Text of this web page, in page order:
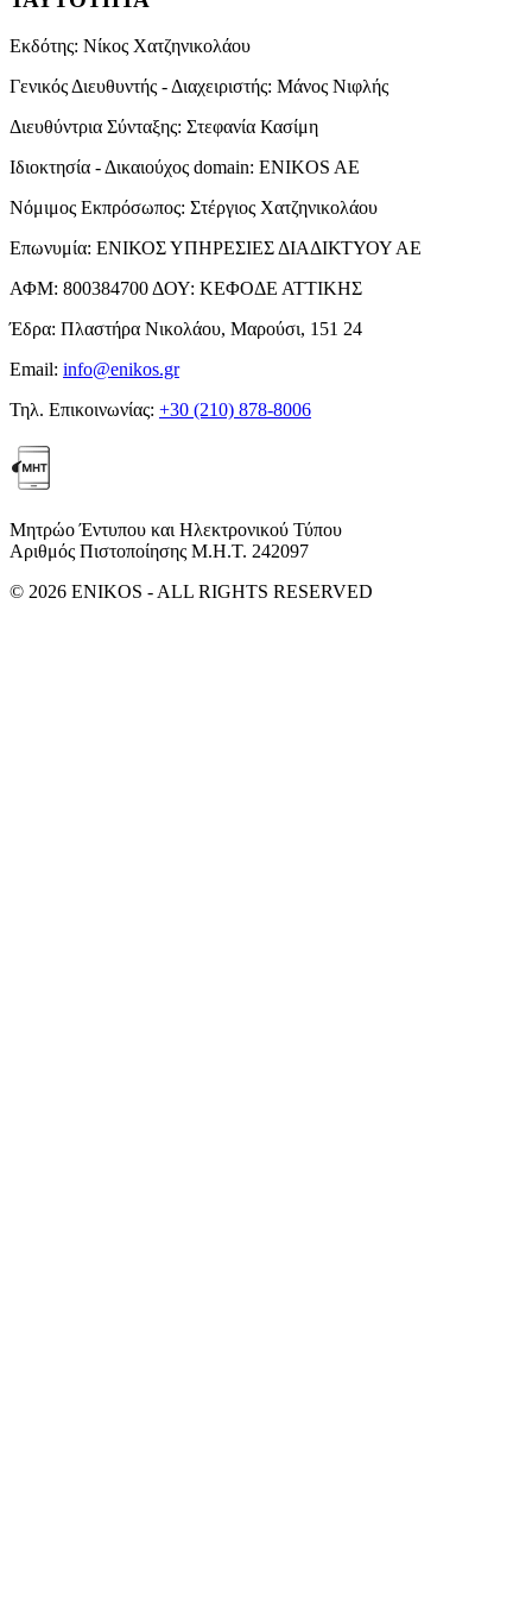
Εκδότης: Νίκος Χατζηνικολάου
Γενικός Διευθυντής - Διαχειριστής: Μάνος Νιφλής
Διευθύντρια Σύνταξης: Στεφανία Κασίμη
Ιδιοκτησία - Δικαιούχος domain: ENIKOS AE
Νόμιμος Εκπρόσωπος: Στέργιος Χατζηνικολάου
Επωνυμία: ΕΝΙΚΟΣ ΥΠΗΡΕΣΙΕΣ ΔΙΑΔΙΚΤΥΟΥ ΑΕ
ΑΦΜ: 800384700 ΔΟΥ: ΚΕΦΟΔΕ ΑΤΤΙΚΗΣ
Έδρα: Πλαστήρα Νικολάου, Μαρούσι, 151 24
Email: info@enikos.gr
Τηλ. Επικοινωνίας: +30 (210) 878-8006
Μητρώο Έντυπου και Ηλεκτρονικού Τύπου
Αριθμός Πιστοποίησης Μ.Η.Τ. 242097
© 2026 ENIKOS - ALL RIGHTS RESERVED